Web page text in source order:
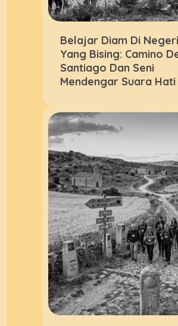
Belajar Diam Di Negeri
Yang Bising: Camino
Santiago Dan Seni
Mendengar Suara Hati